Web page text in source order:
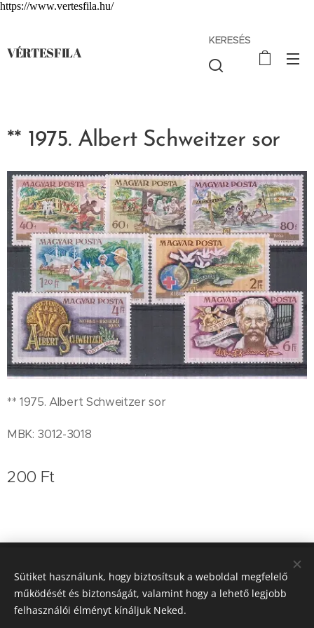
https://www.vertesfila.hu/
VÉRTESFILA
KERESÉS
** 1975. Albert Schweitzer sor
** 1975. Albert Schweitzer sor
MBK: 3012-3018
200 Ft
Koleszár Zoltán bélyegkereskedő
0620/9364-757 Sütik
Sütiket használunk, hogy biztosítsuk a weboldal megfelelő
működését és biztonságát, valamint hogy a lehető legjobb
felhasználói élményt kínáljuk Neked.